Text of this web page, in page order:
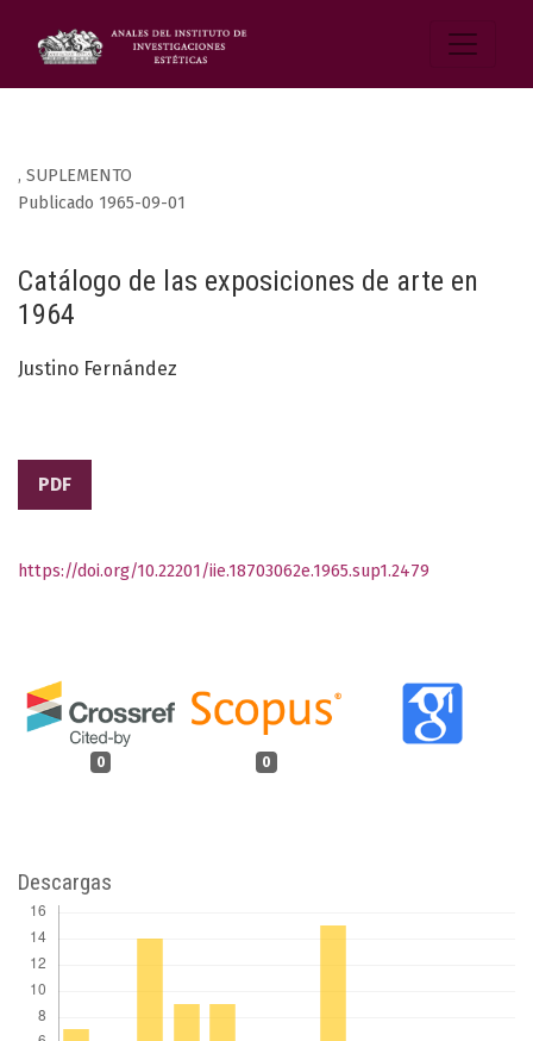
, SUPLEMENTO
Catálogo de las exposiciones de arte en
1964
Publicado 1965-09-01
Justino Fernández
PDF
0 0
https://doi.org/10.22201/iie.18703062e.1965.sup1.2479
Descargas